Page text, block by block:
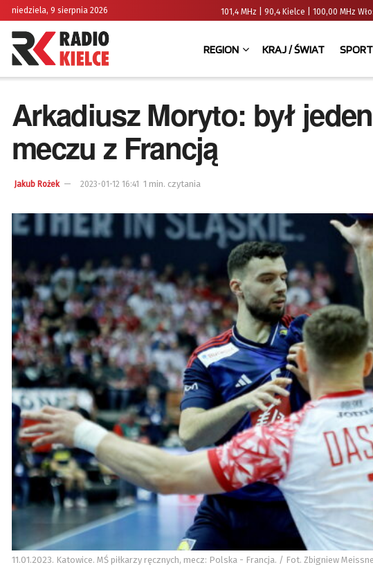
niedziela, 9 sierpnia 2026 101,4 MHz | 90,4 Kielce | 100,00 MHz
REGION KRAJ / ŚWIAT SPORT
Arkadiusz Moryto: był
meczu z Francją
Jakub Rożek 2023-01-12 16:41 1 min. czytania
11.01.2023. Katowice. MŚ piłkarzy ręcznych, mecz: Polska - Francja. / Fot. Zbigniew